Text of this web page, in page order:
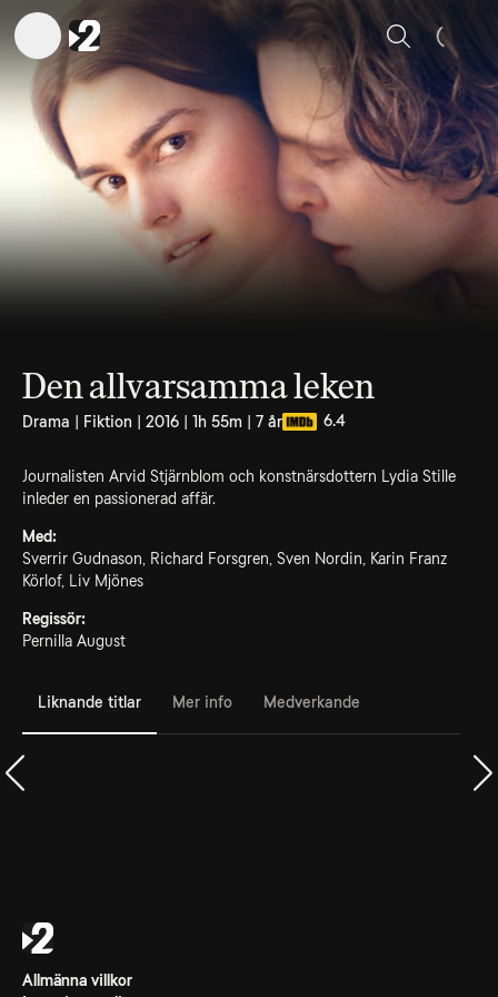
Sök
Den allvarsamma leken
Drama | Fiktion | 2016 | 1h 55m | 7 år 6.4
Journalisten Arvid Stjärnblom och konstnärsdottern Lydia Stille
inleder en passionerad affär.
Med:
Sverrir Gudnason, Richard Forsgren, Sven Nordin, Karin Franz
Körlof, Liv Mjönes
Regissör:
Pernilla August
Liknande titlar Mer info Medverkande
Allmänna villkor